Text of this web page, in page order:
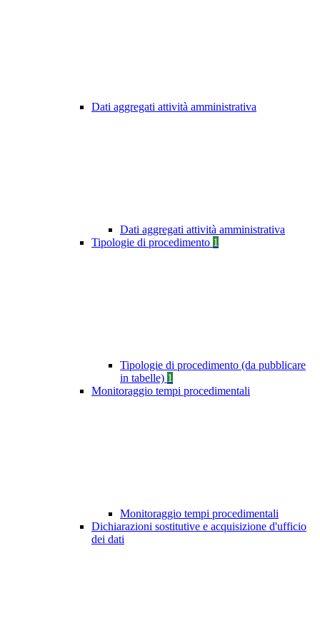
Dati aggregati attività amministrativa
Dati aggregati attività amministrativa
Tipologie di procedimento 1
Tipologie di procedimento (da pubblicare
in tabelle) 1
Monitoraggio tempi procedimentali
Monitoraggio tempi procedimentali
Dichiarazioni sostitutive e acquisizione d'ufficio
dei dati